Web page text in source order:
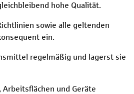
hohe Qualität.
sowie alle geltenden
ein.
regelmäßig und lagerst sie
und Geräte